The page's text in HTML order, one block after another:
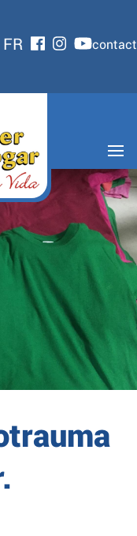
FR